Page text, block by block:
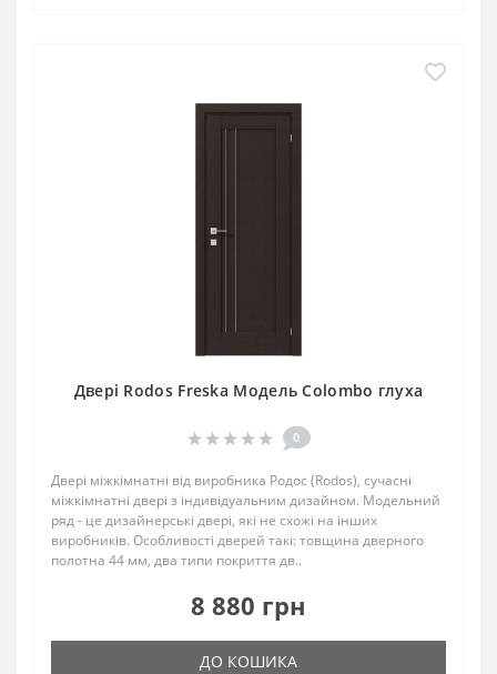
Двері Rodos Freska Модель Colombo глуха
0
Двері міжкімнатні від виробника Родос (Rodos), сучасні
міжкімнатні двері з індивідуальним дизайном. Модельний
ряд - це дизайнерські двері, які не схожі на інших
виробників. Особливості дверей такі: товщина дверного
полотна 44 мм, два типи покриття дв..
8 880 грн
ДО КОШИКА